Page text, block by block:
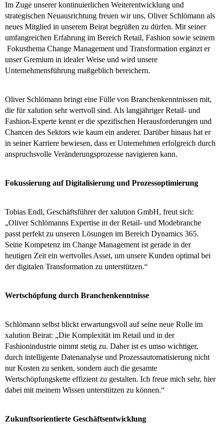
Im Zuge unserer kontinuierlichen Weiterentwicklung und
strategischen Neuausrichtung freuen wir uns, Oliver Schlömann als
neues Mitglied in unserem Beirat begrüßen zu dürfen. Mit seiner
umfangreichen Erfahrung im Bereich Retail, Fashion sowie seinem
Fokusthema Change Management und Transformation ergänzt er
unser Gremium in idealer Weise und wird unsere
Unternehmensführung maßgeblich bereichern.
Oliver Schlömann bringt eine Fülle von Branchenkenntnissen mit,
die für xalution sehr wertvoll sind. Als langjähriger Retail- und
Fashion-Experte kennt er die spezifischen Herausforderungen und
Chancen des Sektors wie kaum ein anderer. Darüber hinaus hat er
in seiner Karriere bewiesen, dass er Unternehmen erfolgreich durch
anspruchsvolle Veränderungsprozesse navigieren kann.
Fokussierung auf Digitalisierung und Prozessoptimierung
Tobias Endl, Geschäftsführer der xalution GmbH, freut sich:
„Oliver Schlömanns Expertise in der Retail- und Modebranche
passt perfekt zu unseren Lösungen im Bereich Dynamics 365.
Seine Kompetenz im Change Management ist gerade in der
heutigen Zeit ein wertvolles Asset, um unsere Kunden optimal bei
der digitalen Transformation zu unterstützen.“
Wertschöpfung durch Branchenkenntnisse
Schlömann selbst blickt erwartungsvoll auf seine neue Rolle im
xalution Beirat: „Die Komplexität im Retail und in der
Fashionindustrie nimmt stetig zu. Daher ist es umso wichtiger,
durch intelligente Datenanalyse und Prozessautomatisierung nicht
nur Kosten zu senken, sondern auch die gesamte
Wertschöpfungskette effizient zu gestalten. Ich freue mich sehr, hier
dabei mit meinem Wissen unterstützen zu können.“
Zukunftsorientierte Geschäftsentwicklung